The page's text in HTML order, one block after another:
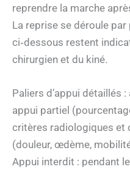
reprendre la marche
La reprise se déroule
ci‑dessous restent
chirurgien et du kiné.
Paliers d’appui détaillés
appui partiel
critères radiologiques et
(douleur, œdème,
Appui interdit : pendant